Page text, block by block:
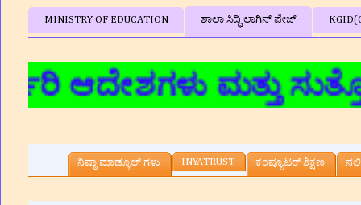
MINISTRY OF EDUCATION ಶಾಲಾ ಸಿದ್ಧಿ ಲಾಗಿನ್‌ ಪೇಜ್
ಮತ್ತು
ನಿಷ್ಠಾ ಮಾಡ್ಯೂಲ್ ಗಳು INYATRUST ಕಂಪ್ಯೂಟರ್‌ ಶಿಕ್ಷಣ